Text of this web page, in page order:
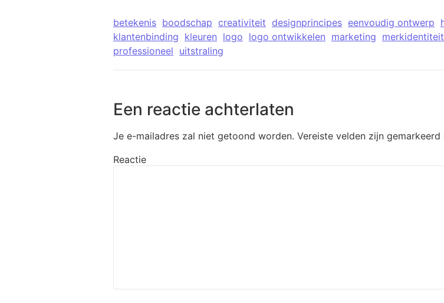
betekenis boodschap creativiteit designprincipes eenvoudig ontwerp
klantenbinding kleuren logo logo ontwikkelen marketing merkidentiteit
professioneel uitstraling
Een reactie achterlaten
Je e-mailadres zal niet getoond worden. Vereiste velden zijn gemarkeerd
Reactie